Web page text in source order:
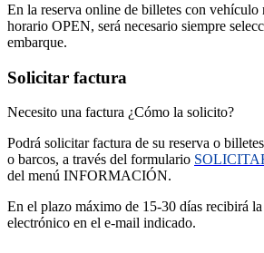
En la reserva online de billetes con vehículo
horario OPEN, será necesario siempre
embarque.
Solicitar factura
Necesito una factura ¿Cómo la solicito?
Podrá solicitar factura de su reserva o
o barcos, a través del formulario
del menú INFORMACIÓN.
En el plazo máximo de 15-30 días recibirá
electrónico en el e-mail indicado.